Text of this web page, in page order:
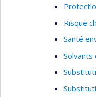
Risque
Santé
Solvants